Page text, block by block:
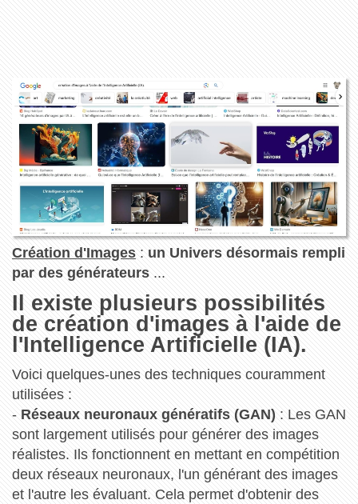
Création d'Images: un Univers désormais rempli
par des générateurs...
Il existe plusieurs possibilités
de création d'images à l'aide de
l'Intelligence Artificielle (IA).
Voici quelques-unes des techniques couramment
utilisées :
- Réseaux neuronaux génératifs (GAN): Les GAN
sont largement utilisés pour générer des images
réalistes. Ils fonctionnent en mettant en compétition
deux réseaux neuronaux, l'un générant des images
et l'autre les évaluant. Cela permet d'obtenir des